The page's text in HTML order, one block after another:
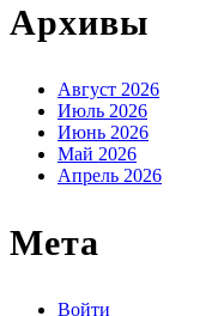
Архивы
Август 2026
Июль 2026
Июнь 2026
Май 2026
Апрель 2026
Мета
Войти